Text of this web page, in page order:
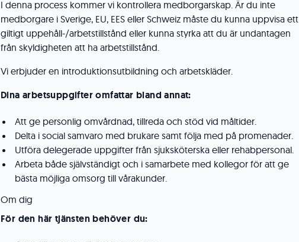
I denna process kommer vi kontrollera medborgarskap. Är du inte
medborgare i Sverige, EU, EES eller Schweiz måste du kunna uppvisa ett
giltigt uppehåll-/arbetstillstånd eller kunna styrka att du är undantagen
från skyldigheten att ha arbetstillstånd.
Vi erbjuder en introduktionsutbildning och arbetskläder.
Dina arbetsuppgifter omfattar bland annat:
Att ge personlig omvårdnad, tillreda och stöd vid måltider.
Delta i social samvaro med brukare samt följa med på promenader.
Utföra delegerade uppgifter från sjuksköterska eller rehabpersonal.
Arbeta både självständigt och i samarbete med kollegor för att ge
bästa möjliga omsorg till vårakunder.
Om dig
För den här tjänsten behöver du: